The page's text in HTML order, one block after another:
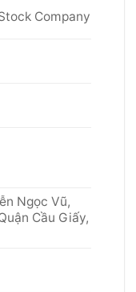
Company
Ngọc Vũ,
Cầu Giấy,